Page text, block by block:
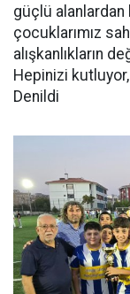
güçlü
çocuklarımız
alışkanlıkların
Hepinizi kutluyor,
Denildi